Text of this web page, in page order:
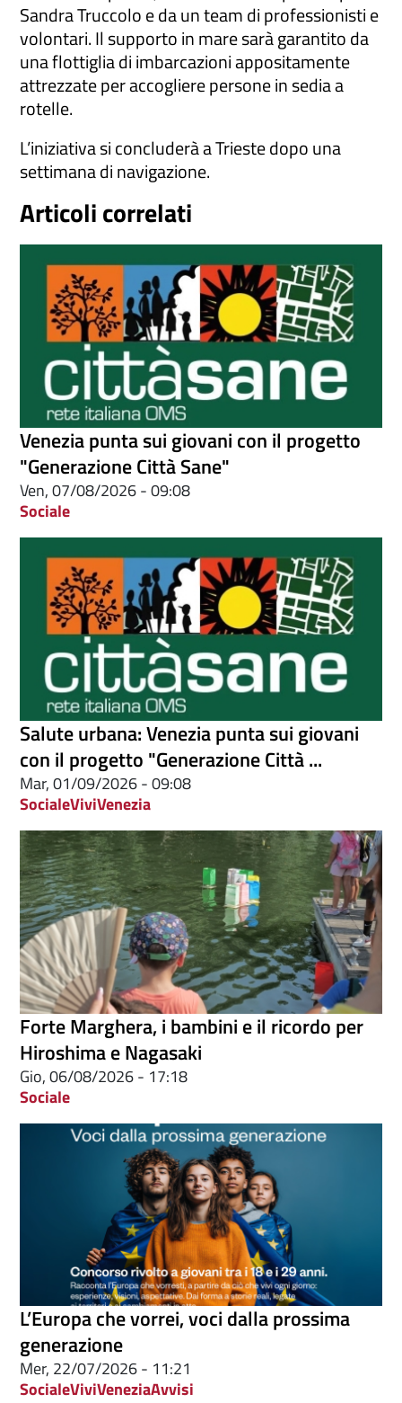
Sandra Truccolo e da un team di professionisti e
volontari. Il supporto in mare sarà garantito da
una flottiglia di imbarcazioni appositamente
attrezzate per accogliere persone in sedia a
rotelle.
L’iniziativa si concluderà a Trieste dopo una
settimana di navigazione.
Articoli correlati
Venezia punta sui giovani con il progetto
"Generazione Città Sane"
Ven, 07/08/2026 - 09:08
Sociale
Salute urbana: Venezia punta sui giovani
con il progetto "Generazione Città ...
Mar, 01/09/2026 - 09:08
SocialeViviVenezia
Forte Marghera, i bambini e il ricordo per
Hiroshima e Nagasaki
Gio, 06/08/2026 - 17:18
Sociale
L’Europa che vorrei, voci dalla prossima
generazione
Mer, 22/07/2026 - 11:21
SocialeViviVeneziaAvvisi